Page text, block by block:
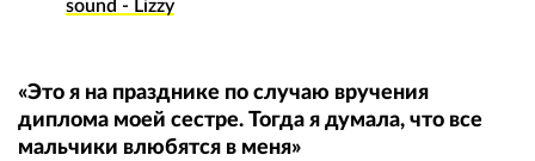
sound - Lizzy
«Это я на празднике по случаю вручения
диплома моей сестре. Тогда я думала, что все
мальчики влюбятся в меня»